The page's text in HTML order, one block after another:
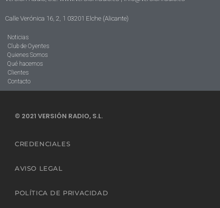
Calle Verónica 16, 2, 1 03201 Elche (Alicante)
Noticias
Club de Oyentes
Quienes Somos
Qué hacemos
Clientes
Contacto
© 2021 VERSIÓN RADIO, S.L.
CREDENCIALES
AVISO LEGAL
POLÍTICA DE PRIVACIDAD